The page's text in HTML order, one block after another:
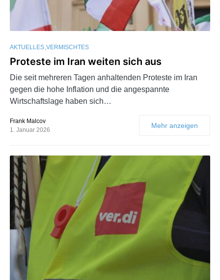
AKTUELLES VERMISCHTES
Proteste im Iran weiten sich aus
Die seit mehreren Tagen anhaltenden Proteste im Iran
gegen die hohe Inflation und die angespannte
Wirtschaftslage haben sich…
Frank Malcov
1. Januar 2026
Mehr anzeigen